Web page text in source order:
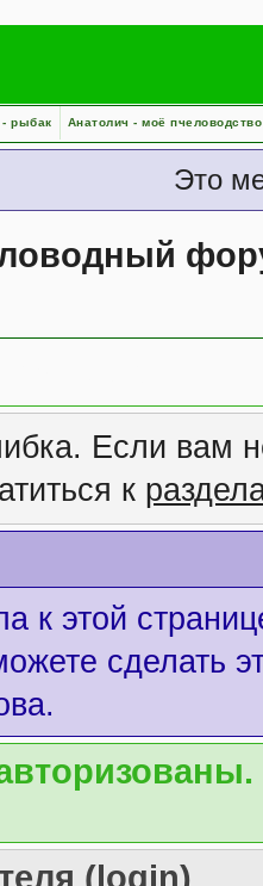
- рыбак Анатолич - моё пчеловодство
Это
Если вам
к
к этой
сделать
(login)